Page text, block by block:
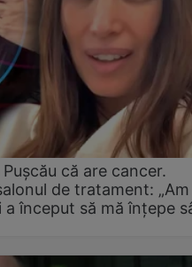
că are cancer.
de tratament:
început să mă înțepe